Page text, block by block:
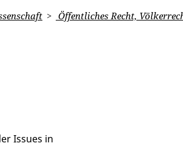
Öffentliches Recht,
Issues in